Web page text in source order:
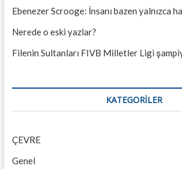
Ebenezer Scrooge: İnsanı bazen yalnızca
Nerede o eski yazlar?
Filenin Sultanları FIVB Milletler Ligi
KATEGORILER
ÇEVRE
Genel